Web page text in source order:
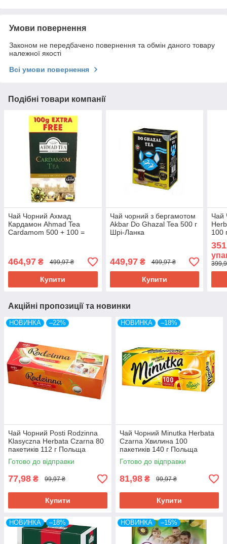
Умови повернення
Законом не передбачено повернення та обмін даного товару
належної якості
Всі умови повернення
Подібні товари компанії
Чай Чорний Ахмад
Кардамон Ahmad Tea
Cardamom 500 + 100 =
464,97 ₴ 499,97 ₴
Купити
Чай чорний з бергамотом
Akbar Do Ghazal Tea 500 г
Шрі-Ланка
449,97₴ 499,97 ₴
Купити
Чай
100
Акційні пропозиції та новинки
НОВИНКА –22%
Чай Чорний Posti Rodzinna
Klasyczna Herbata Czarna 80
пакетиків 112 г Польща
Готово до відправки
77,98 ₴ 99,97 ₴
Купити
НОВИНКА –18%
Чай Чорний Minutka Herbata
Czarna Хвилина 100
пакетиків 140 г Польща
Готово до відправки
81,98 ₴ 99,97 ₴
Купити
НОВИНКА –18% НОВИНКА –15%